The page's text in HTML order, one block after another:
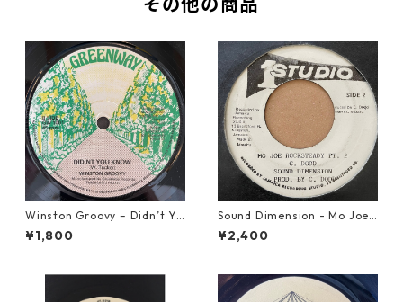
その他の商品
Winston Groovy – Didn’t Yo
u Know【7-21811】
¥1,800
Sound Dimension - Mo Joe
Rock Steady【7-21087】
¥2,400